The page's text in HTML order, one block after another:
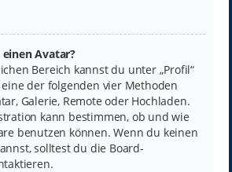
Avatar?
Bereich kannst du unter „Profil“
der folgenden vier Methoden
Galerie, Remote oder Hochladen.
kann bestimmen, ob und wie
benutzen können. Wenn du keinen
solltest du die Board-